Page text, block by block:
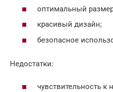
оптимальный
красивый дизайн;
безопасное
Недостатки:
чувствительность к